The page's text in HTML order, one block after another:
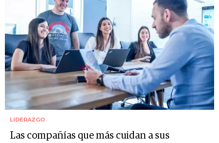
LIDERAZGO
Las compañías que más cuidan a sus